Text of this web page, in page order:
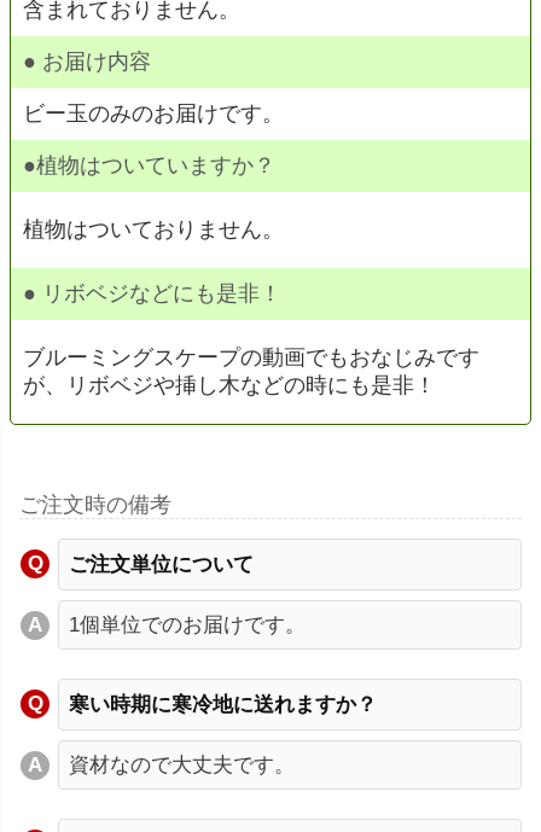
含まれておりません。
● お届け内容
ビー玉のみのお届けです。
●植物はついていますか？
植物はついておりません。
● リボベジなどにも是非！
ブルーミングスケープの動画でもおなじみです
が、リボベジや挿し木などの時にも是非！
ご注文時の備考
ご注文単位について
1個単位でのお届けです。
寒い時期に寒冷地に送れますか？
資材なので大丈夫です。